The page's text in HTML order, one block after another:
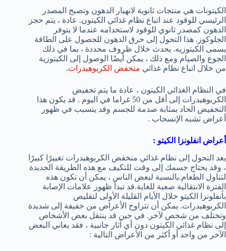
الكيتونات هي منتجات ثانوية لانهيار الدهون وتصبح المصدر
الرئيسي للوقود عند اتباع نظام غذائي الكيتون. عادة ، يتم حجز
الدهون كمصدر ثانوي للوقود لاستخدامه عندما لا يتوفر
الجلوكوز. هذا التحول إلى حرق الدهون للحصول على الطاقة
يسمى الكيتوزيه. يحدث خلال ظروف محددة ، بما في ذلك
الجوع والصيام ومع ذلك ، يمكن أيضًا الوصول إلى الكيتوزية
من خلال اتباع نظام غذائي منخفض الكربوهيدرات.
في النظام الغذائي الكيتون ، عادة ما يتم تخفيض
الكربوهيدرات إلى أقل من 50 غراما في اليوم . قد يكون هذا
التخفيض الحاد بمثابة صدمة للجسم وقد يتسبب في ظهور
أعراض تشبه الإنسحاب .
أعراض انفلونزا الكيتو :
يعد التحول إلى نظام غذائي منخفض الكربوهيدرات تغييرًا كبيرًا
، وقد يحتاج جسمك إلى وقت للتكيف مع هذه الطريقة الجديدة
لتناول الطعام.بالنسبة لبعض الناس ، يمكن أن تكون هذه
الفترة الانتقالية صعبة للغاية.قد تبدأ ظهور علامات الإصابة
بأنفلونزا الكيتو خلال الأيام القليلة الأولى لتقليص
الكربوهيدرات. يمكن أن تتراوح الأعراض من خفيفة إلى شديدة
وتختلف من شخص لآخر. في حين قد ينتقل بعض الأشخاص
إلى نظام غذائي الكيتون دون أي آثار جانبية ، فقد يعاني البعض
الآخر من واحد أو أكثر من الأعراض التالية :